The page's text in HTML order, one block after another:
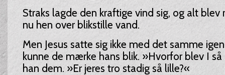
Straks lagde den kraftige vind sig, og alt blev
nu hen over blikstille vand.
Men Jesus satte sig ikke med det samme
kunne de mærke hans blik. »Hvorfor blev I
han dem. »Er jeres tro stadig så lille?«